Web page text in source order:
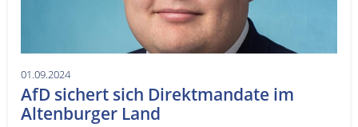
01.09.2024
AfD sichert sich Direktmandate im
Altenburger Land